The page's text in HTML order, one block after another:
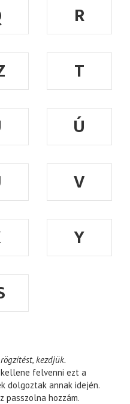
R
T
Ú
V
Y
kezdjük.
felvenni ezt a
dolgoztak annak idején.
passzolna hozzám.